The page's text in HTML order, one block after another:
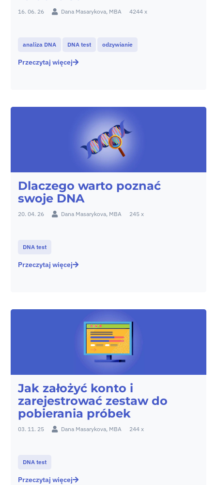
16. 06. 26 Dana Masarykova, MBA 4244 x
analiza DNA DNA test odzywianie
Przeczytaj więcej
Dlaczego warto poznać
swoje DNA
20. 04. 26 Dana Masarykova, MBA 245 x
DNA test
Przeczytaj więcej
Jak założyć konto i
zarejestrować zestaw do
pobierania próbek
03. 11. 25 Dana Masarykova, MBA 244 x
DNA test
Przeczytaj więcej